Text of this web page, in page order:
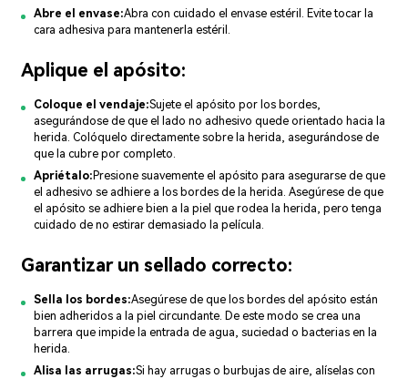
Abre el envase:Abra con cuidado el envase estéril. Evite tocar la
cara adhesiva para mantenerla estéril.
Aplique el apósito:
Coloque el vendaje:Sujete el apósito por los bordes,
asegurándose de que el lado no adhesivo quede orientado hacia la
herida. Colóquelo directamente sobre la herida, asegurándose de
que la cubre por completo.
Apriétalo: Presione suavemente el apósito para asegurarse de que
el adhesivo se adhiere a los bordes de la herida. Asegúrese de que
el apósito se adhiere bien a la piel que rodea la herida, pero tenga
cuidado de no estirar demasiado la película.
Garantizar un sellado correcto:
Sella los bordes:Asegúrese de que los bordes del apósito están
bien adheridos a la piel circundante. De este modo se crea una
barrera que impide la entrada de agua, suciedad o bacterias en la
herida.
Alisa las arrugas:Si hay arrugas o burbujas de aire, alíselas con